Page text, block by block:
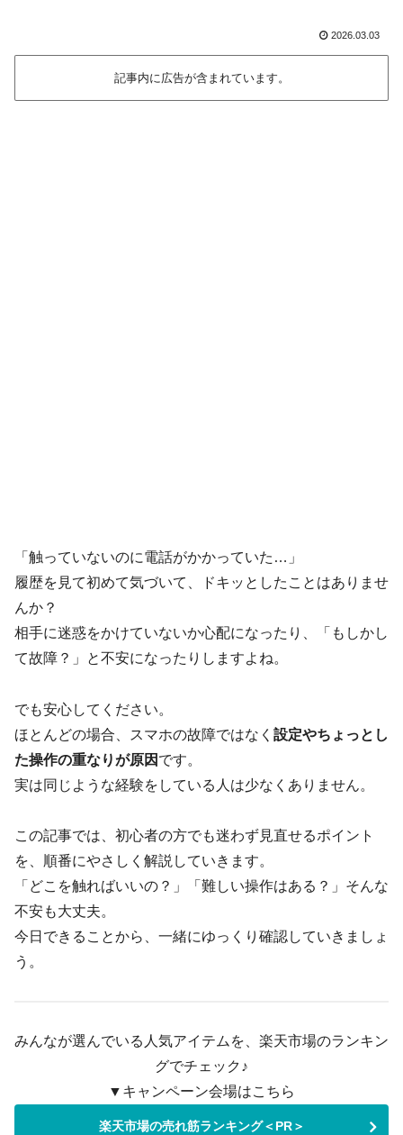
2026.03.03
記事内に広告が含まれています。
「触っていないのに電話がかかっていた…」
履歴を見て初めて気づいて、ドキッとしたことはありませ
んか？
相手に迷惑をかけていないか心配になったり、「もしかし
て故障？」と不安になったりしますよね。
でも安心してください。
ほとんどの場合、スマホの故障ではなく 設定やちょっとし
た操作の重なりが原因 です。
実は同じような経験をしている人は少なくありません。
この記事では、初心者の方でも迷わず見直せるポイント
を、順番にやさしく解説していきます。
「どこを触ればいいの？」「難しい操作はある？」そんな
不安も大丈夫。
今日できることから、一緒にゆっくり確認していきましょ
う。
みんなが選んでいる人気アイテムを、楽天市場のランキン
グでチェック♪
▼キャンペーン会場はこちら
楽天市場の売れ筋ランキング＜PR＞